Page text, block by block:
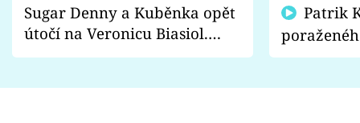
Sugar Denny a Kuběnka opět
útočí na Veronicu Biasiol.
Proč je podle nich falešná a
fanoušci